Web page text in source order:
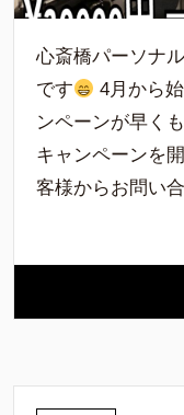
心斎橋パーソナ
です
4月から
ンペーンが早く
キャンペーンを
客様からお問い